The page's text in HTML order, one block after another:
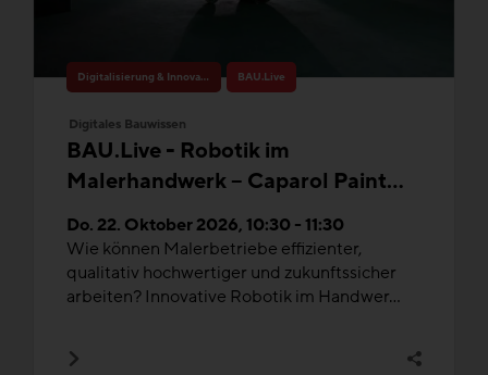
Digitalisierung & Innovation BAU.Live
Digitales Bauwissen
BAU.Live - Robotik im
Malerhandwerk – Caparol Paint
Buddy®
Do. 22. Oktober 2026, 10:30 - 11:30
Wie können Malerbetriebe effizienter,
qualitativ hochwertiger und zukunftssicher
arbeiten? Innovative Robotik im Handwer...